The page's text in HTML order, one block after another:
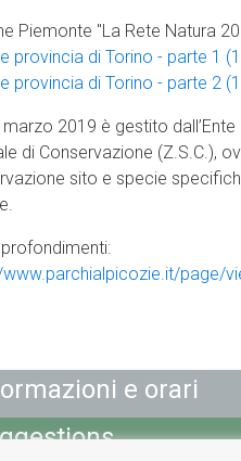
Piemonte "La Rete Natura
provincia di Torino - parte 1
provincia di Torino - parte 2
marzo 2019 è gestito
di Conservazione (Z.S.C.),
sito e specie
www.parchialpicozie.it/page/
e orari